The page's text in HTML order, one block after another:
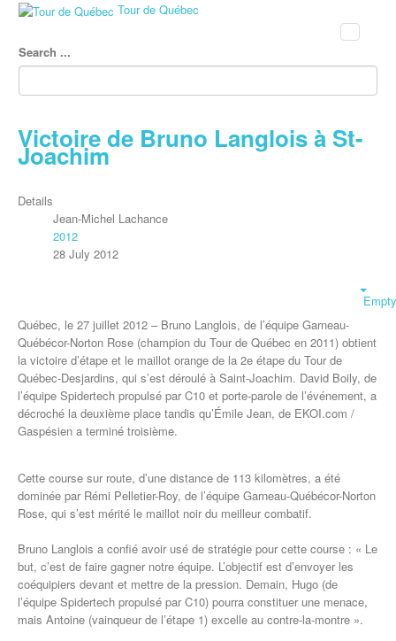
Tour de Québec
Search ...
Victoire de Bruno Langlois à St-
Joachim
Details
Jean-Michel Lachance
2012
28 July 2012
Empty
Québec, le 27 juillet 2012 – Bruno Langlois, de l’équipe Garneau-
Québécor-Norton Rose (champion du Tour de Québec en 2011) obtient
la victoire d’étape et le maillot orange de la 2e étape du Tour de
Québec-Desjardins, qui s’est déroulé à Saint-Joachim. David Boily, de
l’équipe Spidertech propulsé par C10 et porte-parole de l’événement, a
décroché la deuxième place tandis qu’Émile Jean, de EKOI.com /
Gaspésien a terminé troisième.
Cette course sur route, d’une distance de 113 kilomètres, a été
dominée par Rémi Pelletier-Roy, de l’équipe Garneau-Québécor-Norton
Rose, qui s’est mérité le maillot noir du meilleur combatif.
Bruno Langlois a confié avoir usé de stratégie pour cette course : « Le
but, c’est de faire gagner notre équipe. L’objectif est d’envoyer les
coéquipiers devant et mettre de la pression. Demain, Hugo (de
l’équipe Spidertech propulsé par C10) pourra constituer une menace,
mais Antoine (vainqueur de l’étape 1) excelle au contre-la-montre ».